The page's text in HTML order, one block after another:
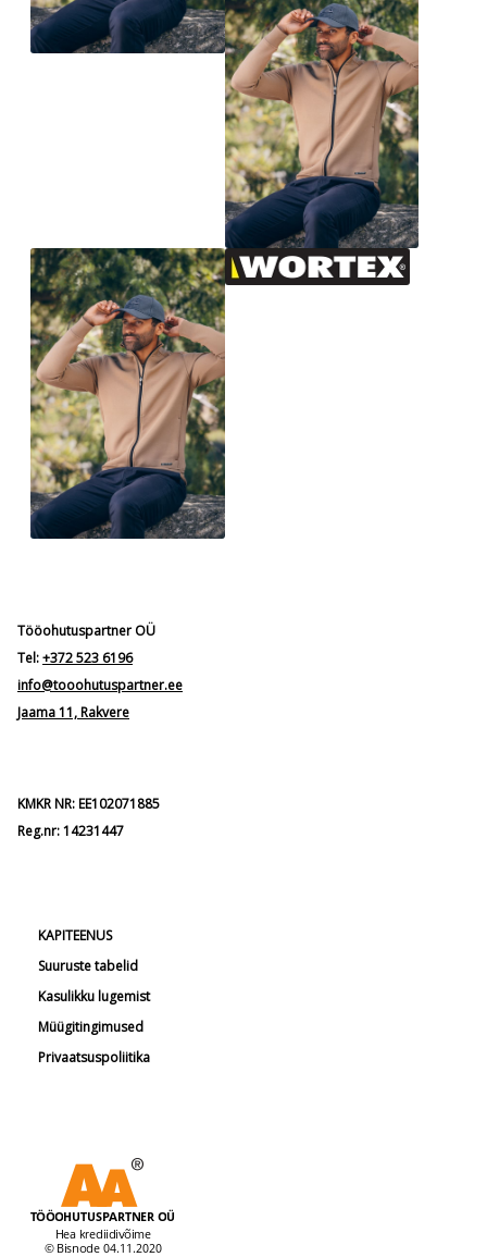
Tööohutuspartner OÜ
Tel:+372 523 6196
info@tooohutuspartner.ee
Jaama 11, Rakvere
KMKR NR: EE102071885
Reg.nr: 14231447
KAPITEENUS
Suuruste tabelid
Kasulikku lugemist
Müügitingimused
Privaatsuspoliitika